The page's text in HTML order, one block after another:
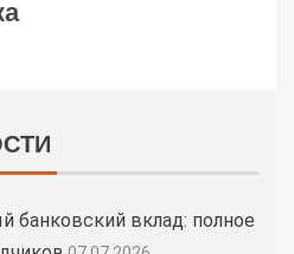
банковский вклад: полное